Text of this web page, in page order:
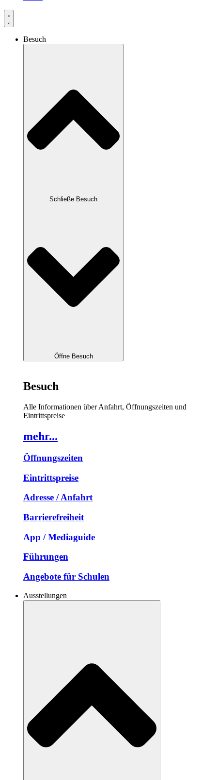
Besuch
Schließe Besuch
Öffne Besuch
Besuch
Alle Informationen über Anfahrt, Öffnungszeiten und
Eintrittspreise
mehr...
Öffnungszeiten
Eintrittspreise
Adresse / Anfahrt
Barrierefreiheit
App / Mediaguide
Führungen
Angebote für Schulen
Ausstellungen